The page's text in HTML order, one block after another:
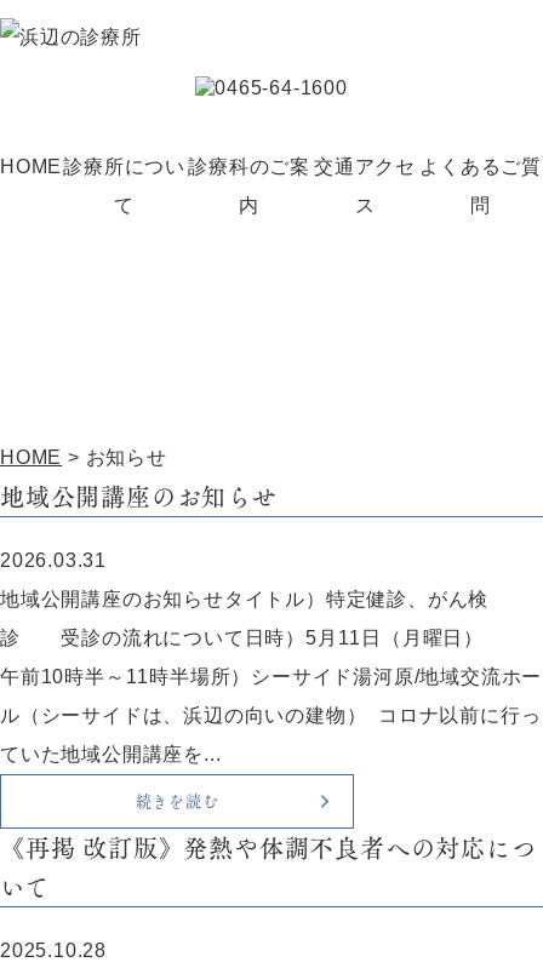
HOME診療所につい
て
診療科のご案
内
交通アクセ
ス
よくあるご質
問
HOME > お知らせ
地域公開講座のお知らせ
2026.03.31
地域公開講座のお知らせタイトル）特定健診、がん検
診 受診の流れについて日時）5月11日（月曜日）
午前10時半～11時半場所）シーサイド湯河原/地域交流ホー
ル（シーサイドは、浜辺の向いの建物） コロナ以前に行っ
ていた地域公開講座を...
続きを読む
《再掲 改訂版》発熱や体調不良者への対応につ
いて
2025.10.28